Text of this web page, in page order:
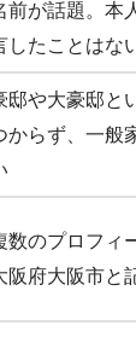
前が話題。本
したことはな
邸や大豪邸と
からず、一般
数のプロフィ
阪府大阪市と